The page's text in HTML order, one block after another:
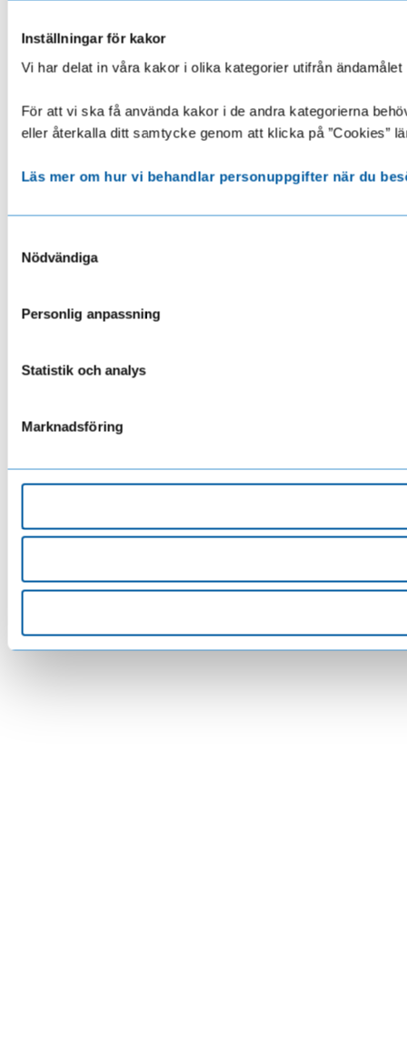
Inställningar för kakor
Vi har delat in våra kakor i olika kategorier utifrån
För att vi ska få använda kakor i de andra kategorierna
eller återkalla ditt samtycke genom att klicka på ”Cookies”
Läs mer om hur vi behandlar personuppgifter när du
Nödvändiga
Personlig anpassning
Statistik och analys
Marknadsföring